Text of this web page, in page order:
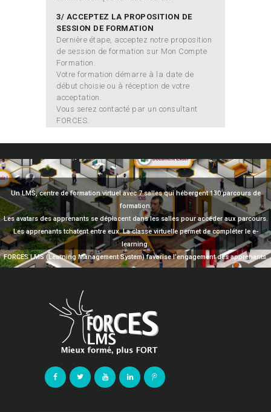
3/ ACCEPTEZ LA PROPOSITION DE
SESSION DE FORMATION
Dernière étape, acceptez notre proposition
de session de formation sur Mon Compte
Formation.
Votre formation démarre à la date de
début choisie ou à réception de votre
acceptation.
Vous serez contacté par un consultant
FORCES.
Un LMS, centre de formation virtuel avec 7 salles qui hébergent 130 parcours de
formation.
Les avatars des apprenants se déplacent dans les salles pour accéder aux parcours.
Les apprenants tchatent entre eux. La classe virtuelle permet de compléter le e-
learning.
FORCES LMS (Learning Management System) favorise l’engagement des apprenants.